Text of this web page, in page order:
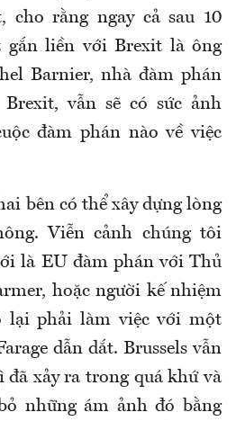
cho rằng ngay cả sau 10
gắn liền với Brexit là ông
Barnier, nhà đàm phán
vẫn sẽ có sức ảnh
đàm phán nào về việc
bên có thể xây dựng lòng
Viễn cảnh chúng tôi
là EU đàm phán với Thủ
hoặc người kế nhiệm
lại phải làm việc với một
dẫn dắt. Brussels vẫn
xảy ra trong quá khứ và
những ám ảnh đó bằng